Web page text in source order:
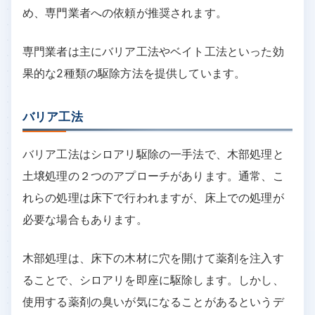
め、専門業者への依頼が推奨されます。
専門業者は主にバリア工法やベイト工法といった効
果的な2種類の駆除方法を提供しています。
バリア工法
バリア工法はシロアリ駆除の一手法で、木部処理と
土壌処理の２つのアプローチがあります。通常、こ
れらの処理は床下で行われますが、床上での処理が
必要な場合もあります。
木部処理は、床下の木材に穴を開けて薬剤を注入す
ることで、シロアリを即座に駆除します。しかし、
使用する薬剤の臭いが気になることがあるというデ